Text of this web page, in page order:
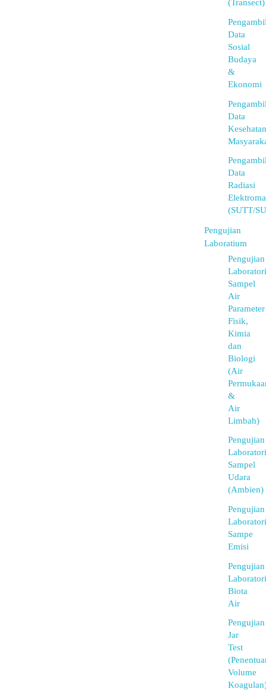
(Transect)
Data
Sosial
Budaya
&
Ekonomi
Data
Kesehatan
Data
Radiasi
(SUTT/
Pengujian
Laboratium
Pengujian
Sampel
Air
Parameter
Fisik,
Kimia
dan
Biologi
(Air
&
Air
Limbah)
Pengujian
Sampel
Udara
(Ambien)
Pengujian
Sampe
Emisi
Pengujian
Biota
Air
Pengujian
Jar
Test
Volume